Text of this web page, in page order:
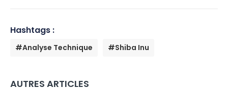
Hashtags :
#Analyse Technique #Shiba Inu
AUTRES ARTICLES